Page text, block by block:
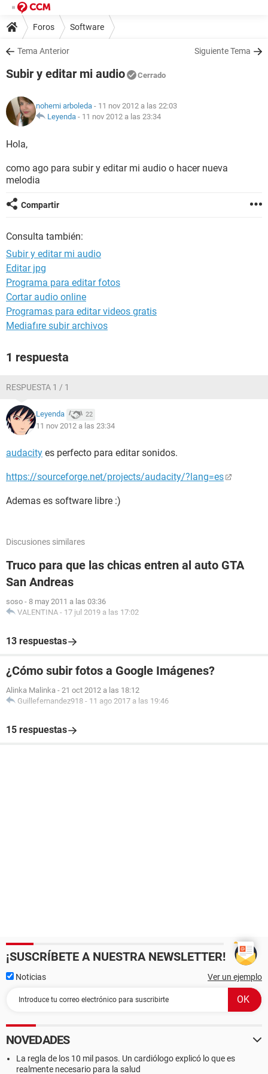
Foros Software
Tema Anterior Siguiente Tema
Subir y editar mi audio Cerrado
nohemi arboleda - 11 nov 2012 a las 22:03
Leyenda - 11 nov 2012 a las 23:34
Hola,
como ago para subir y editar mi audio o hacer nueva
melodia
Compartir
Consulta también:
Subir y editar mi audio
Editar jpg
Programa para editar fotos
Cortar audio online
Programas para editar videos gratis
Mediafıre subir archivos
1 respuesta
RESPUESTA 1 / 1
Leyenda 22
11 nov 2012 a las 23:34
audacity es perfecto para editar sonidos.
https://sourceforge.net/projects/audacity/?lang=es
Ademas es software libre :)
Discusiones similares
Truco para que las chicas entren al auto GTA
San Andreas
soso - 8 may 2011 a las 03:36
VALENTINA - 17 jul 2019 a las 17:02
13 respuestas
¿Cómo subir fotos a Google Imágenes?
Alinka Malinka - 21 oct 2012 a las 18:12
Guillefernandez918 - 11 ago 2017 a las 19:46
15 respuestas
¡SUSCRÍBETE A NUESTRA NEWSLETTER!
Noticias Ver un ejemplo
NOVEDADES
La regla de los 10 mil pasos. Un cardiólogo explicó lo que es
realmente necesario para la salud